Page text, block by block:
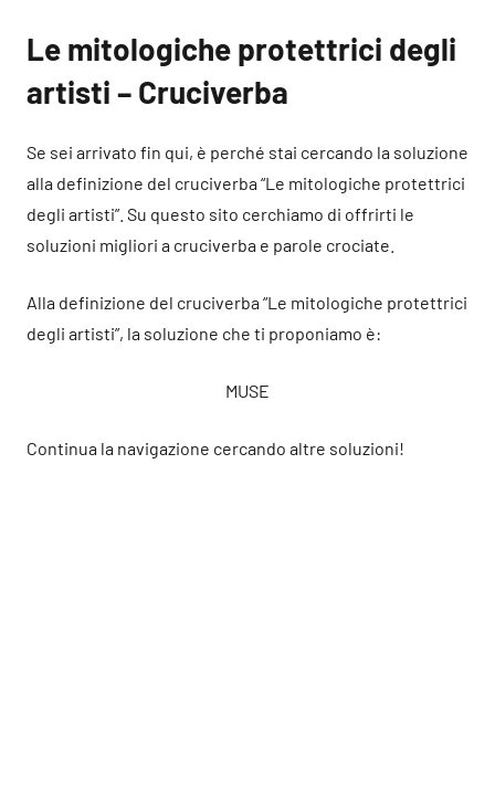
Le mitologiche protettrici degli
artisti – Cruciverba
Se sei arrivato fin qui, è perché stai cercando la soluzione
alla definizione del cruciverba “Le mitologiche protettrici
degli artisti”. Su questo sito cerchiamo di offrirti le
soluzioni migliori a cruciverba e parole crociate.
Alla definizione del cruciverba “Le mitologiche protettrici
degli artisti”, la soluzione che ti proponiamo è:
MUSE
Continua la navigazione cercando altre soluzioni!